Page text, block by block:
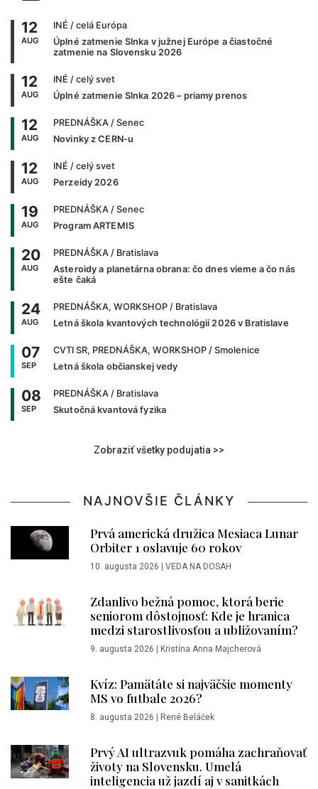
12
AUG
INÉ / celá Európa
Úplné zatmenie Slnka v južnej Európe a čiastočné
zatmenie na Slovensku 2026
12
AUG
INÉ / celý svet
Úplné zatmenie Slnka 2026 – priamy prenos
12
AUG
PREDNÁŠKA / Senec
Novinky z CERN-u
12
AUG
INÉ / celý svet
Perzeidy 2026
19
AUG
PREDNÁŠKA / Senec
Program ARTEMIS
20
AUG
PREDNÁŠKA / Bratislava
Asteroidy a planetárna obrana: čo dnes vieme a čo nás
ešte čaká
24
AUG
PREDNÁŠKA, WORKSHOP / Bratislava
Letná škola kvantových technológií 2026 v Bratislave
07
SEP
CVTI SR, PREDNÁŠKA, WORKSHOP / Smolenice
Letná škola občianskej vedy
08
SEP
PREDNÁŠKA / Bratislava
Skutočná kvantová fyzika
Zobraziť všetky podujatia >>
NAJNOVŠIE ČLÁNKY
Prvá americká družica Mesiaca Lunar
Orbiter 1 oslavuje 60 rokov
10. augusta 2026 VEDA NA DOSAH
Zdanlivo bežná pomoc, ktorá berie
seniorom dôstojnosť: Kde je hranica
medzi starostlivosťou a ubližovaním?
9. augusta 2026 Kristína Anna Majcherová
Kvíz: Pamätáte si najväčšie momenty
MS vo futbale 2026?
8. augusta 2026 René Beláček
Prvý AI ultrazvuk pomáha zachraňovať
životy na Slovensku. Umelá
inteligencia už jazdí aj v sanitkách